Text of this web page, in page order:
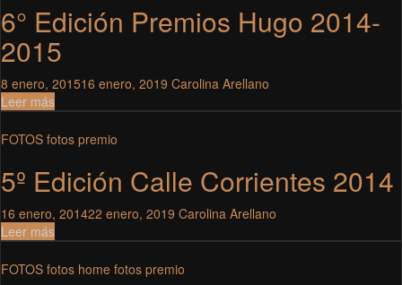
6° Edición Premios Hugo 2014-
2015
8 enero, 201516 enero, 2019 Carolina Arellano
Leer más
FOTOS fotos premio
5º Edición Calle Corrientes 2014
16 enero, 201422 enero, 2019 Carolina Arellano
Leer más
FOTOS fotos home fotos premio